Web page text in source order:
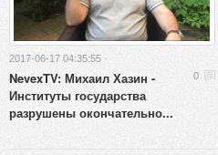
2017-06-17 04:35:55 ·
0
NevexTV: Михаил Хазин -
Институты государства
разрушены окончательно...